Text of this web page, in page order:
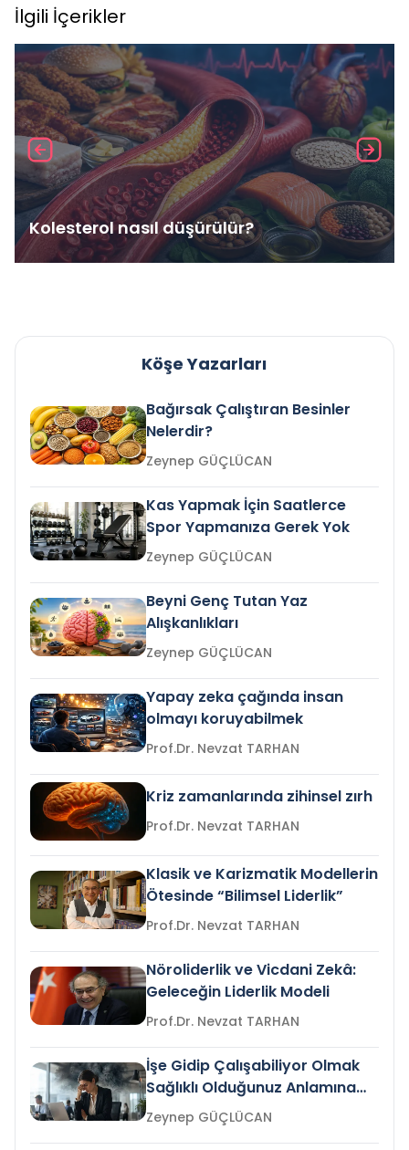
İlgili İçerikler
Kolesterol nasıl düşürülür?
Köşe Yazarları
Bağırsak Çalıştıran Besinler
Nelerdir?
Zeynep GÜÇLÜCAN
Kas Yapmak İçin Saatlerce
Spor Yapmanıza Gerek Yok
Zeynep GÜÇLÜCAN
Beyni Genç Tutan Yaz
Alışkanlıkları
Zeynep GÜÇLÜCAN
Yapay zeka çağında insan
olmayı koruyabilmek
Prof.Dr. Nevzat TARHAN
Kriz zamanlarında zihinsel zırh
Prof.Dr. Nevzat TARHAN
Klasik ve Karizmatik Modellerin
Ötesinde “Bilimsel Liderlik”
Prof.Dr. Nevzat TARHAN
Nöroliderlik ve Vicdani Zekâ:
Geleceğin Liderlik Modeli
Prof.Dr. Nevzat TARHAN
İşe Gidip Çalışabiliyor Olmak
Sağlıklı Olduğunuz Anlamına
Gelir mi?Zeynep GÜÇLÜCAN